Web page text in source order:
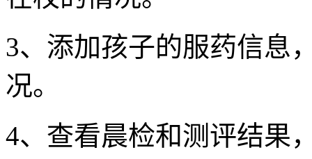
3、添加孩子的服药信息
况。
4、查看晨检和测评结果